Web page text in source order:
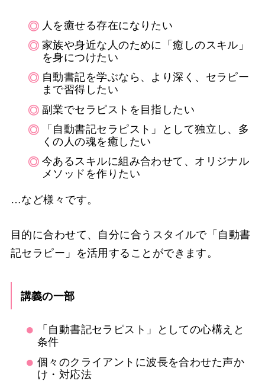
人を癒せる存在になりたい
家族や身近な人のために「癒しのスキル」
を身につけたい
自動書記を学ぶなら、より深く、セラピー
まで習得したい
副業でセラピストを目指したい
「自動書記セラピスト」として独立し、多
くの人の魂を癒したい
今あるスキルに組み合わせて、オリジナル
メソッドを作りたい
…など様々です。
目的に合わせて、自分に合うスタイルで「自動書
記セラピー」を活用することができます。
講義の一部
「自動書記セラピスト」としての心構えと
条件
個々のクライアントに波長を合わせた声か
け・対応法